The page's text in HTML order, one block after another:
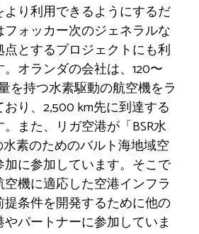
り利用できるようにするだ
ォッカー次のジェネラルな
とするプロジェクトにも利
オランダの会社は、120〜
を持つ水素駆動の航空機をラ
おり、2,500 km先に到達する
また、リガ空港が「BSR水
素のためのバルト海地域空
に参加しています。そこで
機に適応した空港インフラ
条件を開発するために他の
パートナーに参加していま